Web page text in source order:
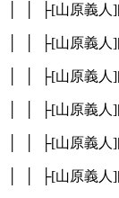
│ │ ├[山原義人
│ │ ├[山原義人
│ │ ├[山原義人
│ │ ├[山原義人
│ │ ├[山原義人
│ │ ├[山原義人